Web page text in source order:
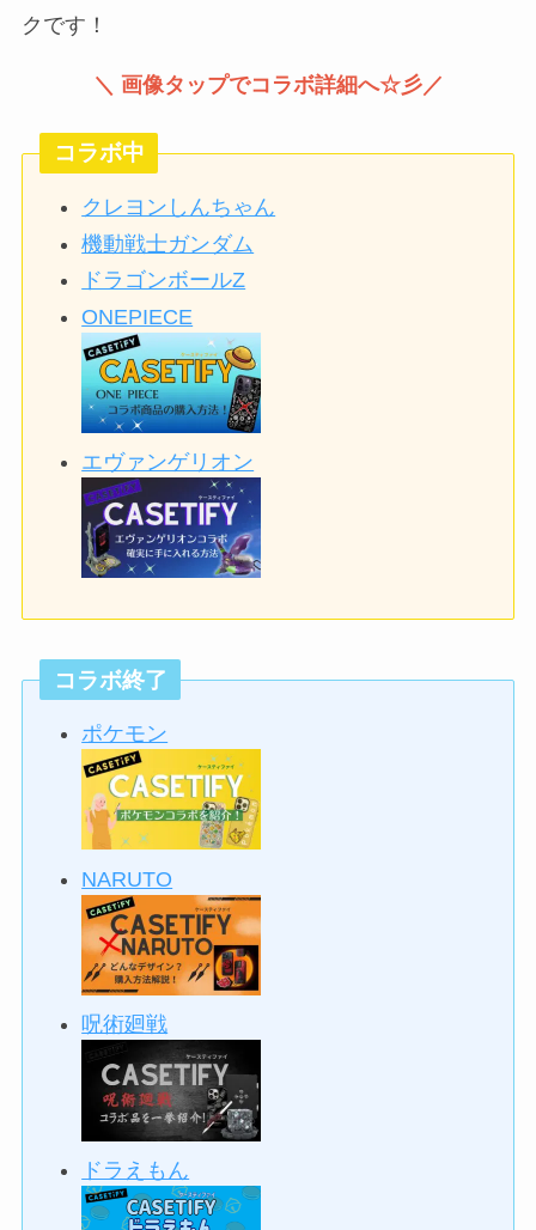
クです！
＼ 画像タップでコラボ詳細へ☆彡／
コラボ中
クレヨンしんちゃん
機動戦士ガンダム
ドラゴンボールZ
ONEPIECE
エヴァンゲリオン
コラボ終了
ポケモン
NARUTO
呪術廻戦
ドラえもん